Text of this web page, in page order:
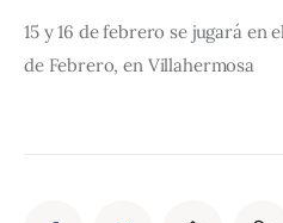
15 y 16 de febrero se jugará en
de Febrero, en Villahermosa